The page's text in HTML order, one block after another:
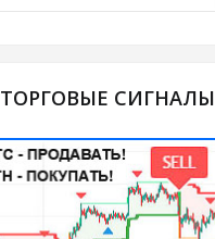
ТОРГОВЫЕ СИГНАЛЫ